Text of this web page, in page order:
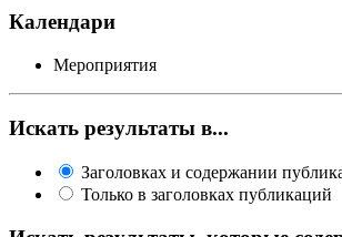
Календари
Мероприятия
Искать результаты в...
Заголовках и содержании
Только в заголовках публикаций